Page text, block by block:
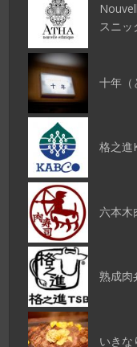
スニッ
十年（
格之進
六本木
熟成肉
いきな